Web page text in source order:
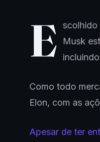
E
scolhido
Musk
Como todo
Elon, com as
Apesar de ter